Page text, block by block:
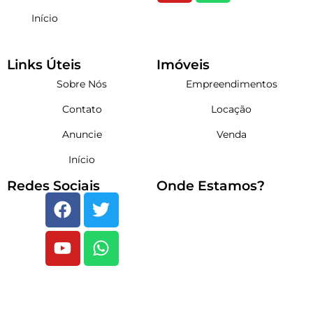
Início
Links Úteis
Sobre Nós
Contato
Anuncie
Início
Imóveis
Empreendimentos
Locação
Venda
Redes Sociais Onde Estamos?